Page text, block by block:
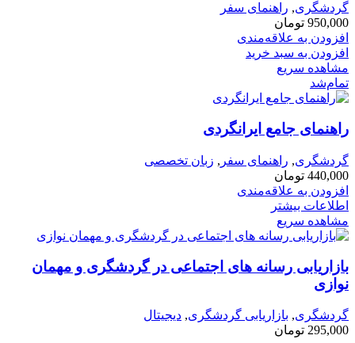
گردشگری, راهنمای سفر
950,000 تومان
افزودن به علاقه‌مندی
افزودن به سبد خرید
مشاهده سریع
تمام‌شد
راهنمای جامع ایرانگردی
گردشگری, راهنمای سفر , زبان تخصصی
440,000 تومان
افزودن به علاقه‌مندی
اطلاعات بیشتر
مشاهده سریع
بازاریابی رسانه های اجتماعی در گردشگری و مهمان
نوازی
گردشگری, بازاریابی گردشگری, دیجیتال
295,000 تومان